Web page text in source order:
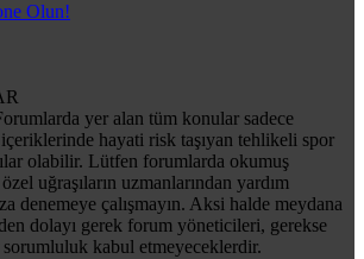
Olun!
yer alan tüm konular sadece
içeriklerinde hayati risk taşıyan tehlikeli spor
olabilir. Lütfen forumlarda okumuş
uğraşıların uzmanlarından yardım
denemeye çalışmayın. Aksi halde meydana
dolayı gerek forum yöneticileri, gerekse
kabul etmeyeceklerdir.